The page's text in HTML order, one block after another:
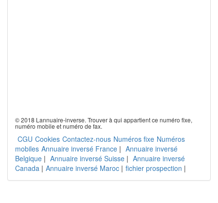
© 2018 Lannuaire-inverse. Trouver à qui appartient ce numéro fixe,
numéro mobile et numéro de fax.
CGU Cookies Contactez-nous Numéros fixe Numéros
mobiles Annuaire inversé France | Annuaire inversé
Belgique | Annuaire inversé Suisse | Annuaire inversé
Canada | Annuaire inversé Maroc | fichier prospection |